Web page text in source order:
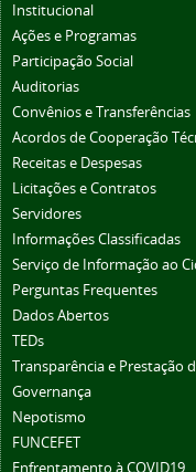
Institucional
Ações e Programas
Participação Social
Auditorias
Convênios e Transferências
Acordos de Cooperação
Receitas e Despesas
Licitações e Contratos
Servidores
Informações Classificadas
Serviço de Informação ao
Perguntas Frequentes
Dados Abertos
TEDs
Transparência e Prestação
Governança
Nepotismo
FUNCEFET